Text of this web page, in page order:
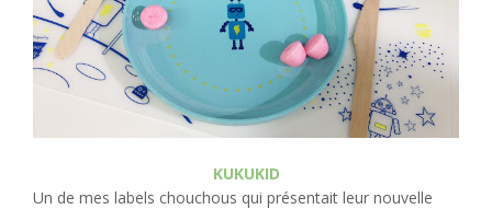
KUKUKID
Un de mes labels chouchous qui présentait leur nouvelle